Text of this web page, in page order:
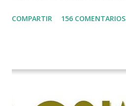
COMPARTIR 156 COMENTARIOS